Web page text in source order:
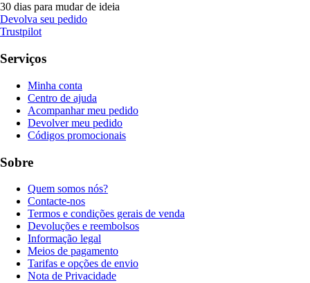
30 dias para mudar de ideia
Devolva seu pedido
Trustpilot
Serviços
Minha conta
Centro de ajuda
Acompanhar meu pedido
Devolver meu pedido
Códigos promocionais
Sobre
Quem somos nós?
Contacte-nos
Termos e condições gerais de venda
Devoluções e reembolsos
Informação legal
Meios de pagamento
Tarifas e opções de envio
Nota de Privacidade